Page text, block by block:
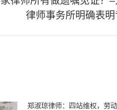
律师事务所明确表明
郑淑琼律师：四站维权，劳